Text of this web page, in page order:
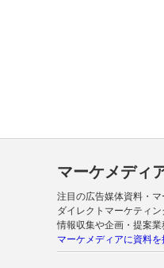
マーケメディ
注目の広告媒体資料・
ダイレクトマーケティ
情報収集や企画・提案業
マーケメディアに資料